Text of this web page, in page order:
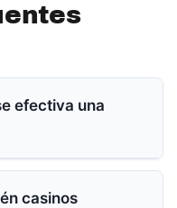
efectiva una
casinos